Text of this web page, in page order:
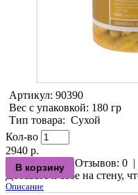
Артикул: 90390
Вес с упаковкой: 180 гр
Тип товара: Сухой
Кол-во
2940 р.
Отзывов: 0 |
Добавьте к себе на стену,
Описание